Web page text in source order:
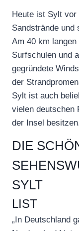
Heute ist Sylt
Sandstrände und
Am 40 km
Surfschulen und
gegründete
der
Sylt ist auch
vielen deutschen
der Insel
DIE
SYLT
„In Deutschland